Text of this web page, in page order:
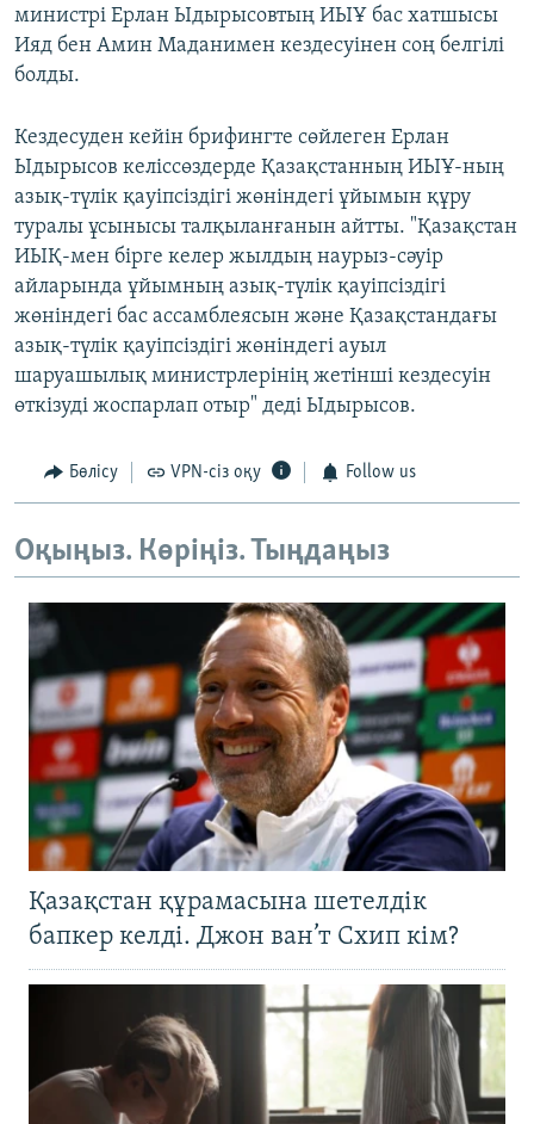
министрі Ерлан Ыдырысовтың ИЫҰ бас хатшысы
Ияд бен Амин Маданимен кездесуінен соң белгілі
болды.
Кездесуден кейін брифингте сөйлеген Ерлан
Ыдырысов келіссөздерде Қазақстанның ИЫҰ-ның
азық-түлік қауіпсіздігі жөніндегі ұйымын құру
туралы ұсынысы талқыланғанын айтты. "Қазақстан
ИЫҚ-мен бірге келер жылдың наурыз-сәуір
айларында ұйымның азық-түлік қауіпсіздігі
жөніндегі бас ассамблеясын және Қазақстандағы
азық-түлік қауіпсіздігі жөніндегі ауыл
шаруашылық министрлерінің жетінші кездесуін
өткізуді жоспарлап отыр" деді Ыдырысов.
Бөлісу VPN-сіз оқу Follow us
Оқыңыз. Көріңіз. Тыңдаңыз
Қазақстан құрамасына шетелдік
бапкер келді. Джон ван’т Схип кім?